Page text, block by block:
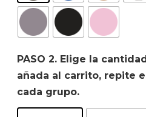
PASO 2. Elige la
añada al carrito, repite
cada grupo.